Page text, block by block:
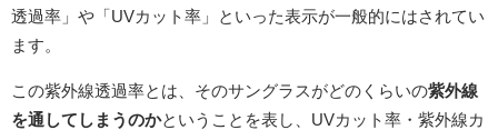
透過率」や「UVカット率」といった表示が一般的にはされてい
ます。
この紫外線透過率とは、そのサングラスがどのくらいの紫外線
を通してしまうのかということを表し、UVカット率・紫外線カ